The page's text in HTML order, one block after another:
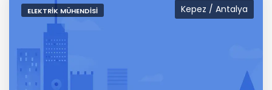
Kepez / Antalya
ELEKTRIK MÜHENDISI